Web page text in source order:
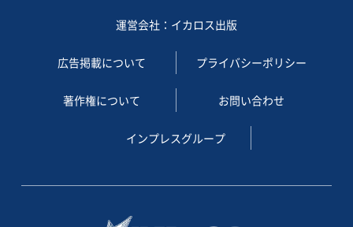
運営会社：イカロス出版
広告掲載について プライバシーポリシー
著作権について お問い合わせ
インプレスグループ